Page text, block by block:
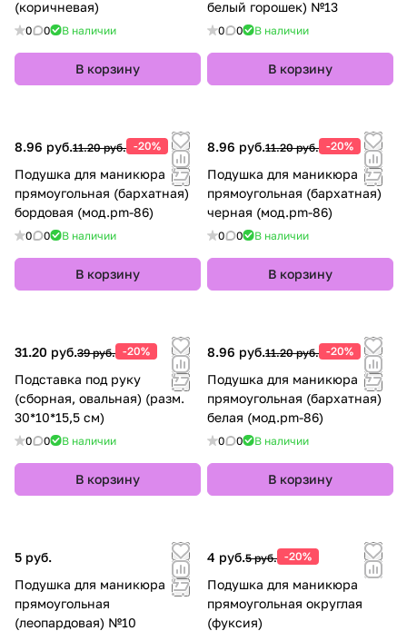
(коричневая)
0 0 В наличии
В корзину
белый горошек) №13
0 0 В наличии
В корзину
8.96 руб.11.20 руб. -20%
Подушка для маникюра
прямоугольная (бархатная)
бордовая (мод.pm-86)
0 0 В наличии
В корзину
8.96 руб.11.20 руб. -20%
Подушка для маникюра
прямоугольная (бархатная)
черная (мод.pm-86)
0 0 В наличии
В корзину
31.20 руб.39 руб. -20%
Подставка под руку
(сборная, овальная) (разм.
30*10*15,5 см)
0 0 В наличии
В корзину
8.96 руб.11.20 руб. -20%
Подушка для маникюра
прямоугольная (бархатная)
белая (мод.pm-86)
0 0 В наличии
В корзину
5 руб.
Подушка для маникюра
прямоугольная
(леопардовая) №10
4 руб.5 руб. -20%
Подушка для маникюра
прямоугольная округлая
(фуксия)